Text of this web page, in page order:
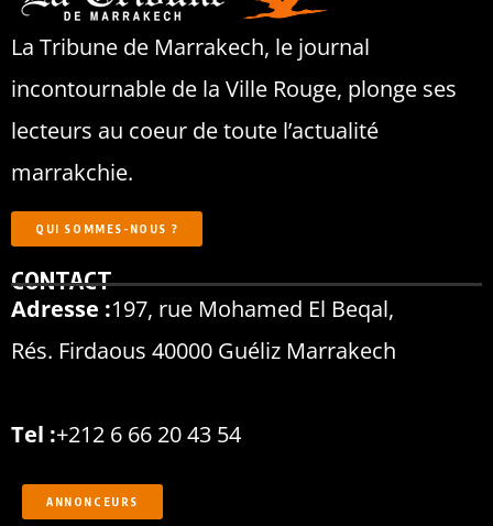
La Tribune de Marrakech, le journal
incontournable de la Ville Rouge, plonge ses
lecteurs au coeur de toute l’actualité
marrakchie.
QUI SOMMES-NOUS ?
CONTACT
Adresse :197, rue Mohamed El Beqal,
Rés. Firdaous 40000 Guéliz Marrakech
Tel :+212 6 66 20 43 54
ANNONCEURS